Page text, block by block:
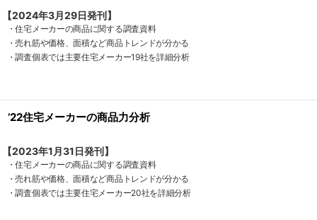
【2024年3月29日発刊】
・住宅メーカーの商品に関する調査資料
・売れ筋や価格、面積など商品トレンドが分かる
・調査個表では主要住宅メーカー19社を詳細分析
’22住宅メーカーの商品力分析
【2023年1月31日発刊】
・住宅メーカーの商品に関する調査資料
・売れ筋や価格、面積など商品トレンドが分かる
・調査個表では主要住宅メーカー20社を詳細分析